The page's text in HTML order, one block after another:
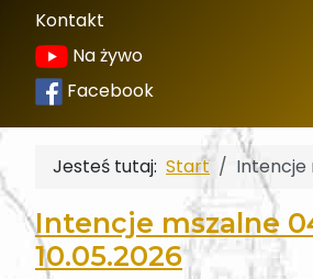
Kontakt
Na żywo
Facebook
Jesteś tutaj: Start Intencje
Intencje mszalne
10.05.2026